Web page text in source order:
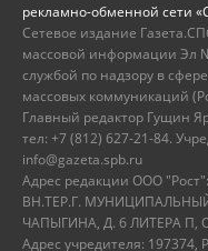
рекламно-обменной сети
Сетевое издание
массовой информации Эл
службой по надзору в
массовых коммуникаций
Главный редактор Гущин
тел: +7 (812) 627-21-84.
info@gazeta.spb.ru
Адрес редакции ООО
ВН.ТЕР.Г.
ЧАПЫГИНА, Д. 6 ЛИТЕРА П,
Адрес учредителя: 197374,